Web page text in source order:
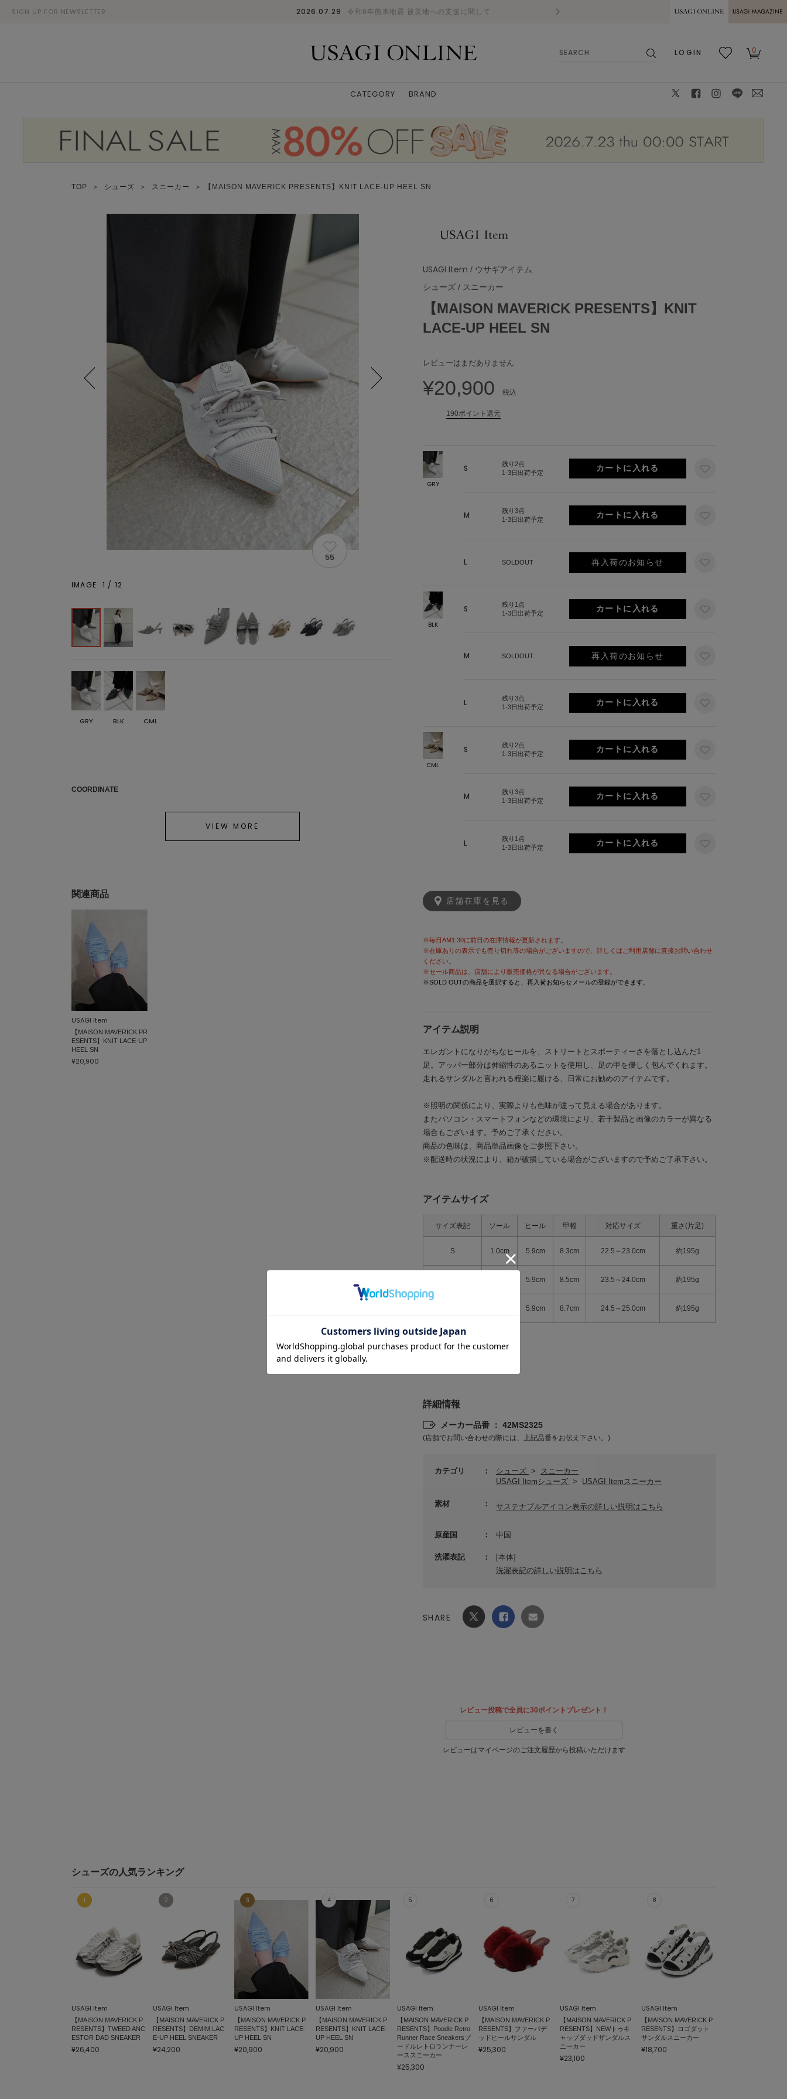
SIGN UP FOR NEWSLETTER 2026.07.29 令和8年熊本地震 被災地への支援に関して 熊本県熊本地方を震源とする地震の影響に
MAGAZINE
LOGIN
0
CATEGORY BRAND
TOP ＞ シューズ ＞ スニーカー ＞ 【MAISON MAVERICK PRESENTS】KNIT LACE-UP HEEL SN
USAGI Item / ウサギアイテム
シューズ / スニーカー
【MAISON MAVERICK PRESENTS】KNIT
LACE-UP HEEL SN
レビューはまだありません
¥20,900 税込
190ポイント還元
GRY
S
残り2点
1-3日出荷予定
M
残り3点
1-3日出荷予定
L SOLDOUT 再入荷のお知らせ
BLK
S
残り1点
1-3日出荷予定
M SOLDOUT 再入荷のお知らせ
L
残り3点
1-3日出荷予定
CML
S
残り2点
1-3日出荷予定
M
残り3点
1-3日出荷予定
L
残り1点
1-3日出荷予定
店舗在庫を見る
※毎日AM1:30に前日の在庫情報が更新されます。
※在庫ありの表示でも売り切れ等の場合がございますので、詳しくはご利用店舗に直接お問い合わせ
ください。
※セール商品は、店舗により販売価格が異なる場合がございます。
※SOLD OUTの商品を選択すると、再入荷お知らせメールの登録ができます。
アイテム説明
エレガントになりがちなヒールを、ストリートとスポーティーさを落とし込んだ1
足。アッパー部分は伸縮性のあるニットを使用し、足の甲を優しく包んでくれます。
走れるサンダルと言われる程楽に履ける、日常にお勧めのアイテムです。
※照明の関係により、実際よりも色味が違って見える場合があります。
またパソコン・スマートフォンなどの環境により、若干製品と画像のカラーが異なる
場合もございます。予めご了承ください。
商品の色味は、商品単品画像をご参照下さい。
※配送時の状況により、箱が破損している場合がございますので予めご了承下さい。
アイテムサイズ
サイズ表記 ソール ヒール 甲幅 対応サイズ 重さ(片足)
S 1.0cm 5.9cm 8.3cm 22.5～23.0cm 約195g
5.9cm 8.5cm 23.5～24.0cm 約195g
5.9cm 8.7cm 24.5～25.0cm 約195g
> 返品について
> サイズの測り方について
詳細情報
メーカー品番 ： 42MS2325
(店舗でお問い合わせの際には、上記品番をお伝え下さい。)
カテゴリ シューズ >
スニーカー
USAGI Itemシューズ > USAGI Itemスニーカー
素材 サステナブルアイコン表示の詳しい説明はこちら
原産国 中国
洗濯表記
[本体]
洗濯表記の詳しい説明はこちら
SHARE
55
IMAGE 1 / 12
GRY BLK CML
COORDINATE
VIEW MORE
関連商品
USAGI Item
【MAISON MAVERICK PR
ESENTS】KNIT LACE-UP
HEEL SN
¥20,900
レビュー投稿で全員に30ポイントプレゼント！
レビューを書く
レビューはマイページのご注文履歴から投稿いただけます
シューズの人気ランキング
USAGI Item
【MAISON MAVERICK P
RESENTS】TWEED ANC
ESTOR DAD SNEAKER
¥26,400
USAGI Item
【MAISON MAVERICK P
RESENTS】DEMIM LAC
E-UP HEEL SNEAKER
¥24,200
USAGI Item
【MAISON MAVERICK P
RESENTS】KNIT LACE-
UP HEEL SN
¥20,900
USAGI Item
【MAISON MAVERICK P
RESENTS】KNIT LACE-
UP HEEL SN
¥20,900
USAGI Item
【MAISON MAVERICK P
RESENTS】Poodle Retro
Runner Race Sneakersプ
ードルレトロランナーレ
ーススニーカー
¥25,300
USAGI Item
【MAISON MAVERICK P
RESENTS】ファーパデ
ッドヒールサンダル
¥25,300
USAGI Item
【MAISON MAVERICK P
RESENTS】NEWトゥキ
ャップダッドザンダルス
ニーカー
¥23,100
USAGI Item
【MAISON MAVERICK P
RESENTS】ロゴダット
サンダルスニーカー
¥18,700